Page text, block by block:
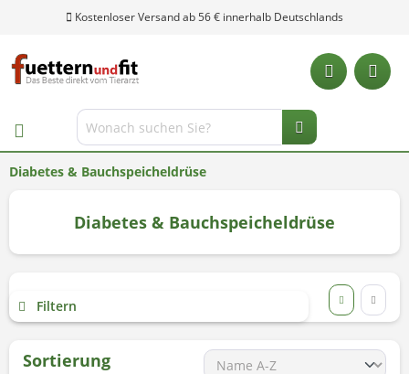
Diabetes & Bauchspeicheldrüse
Diabetes & Bauchspeicheldrüse
Filtern
Sortierung